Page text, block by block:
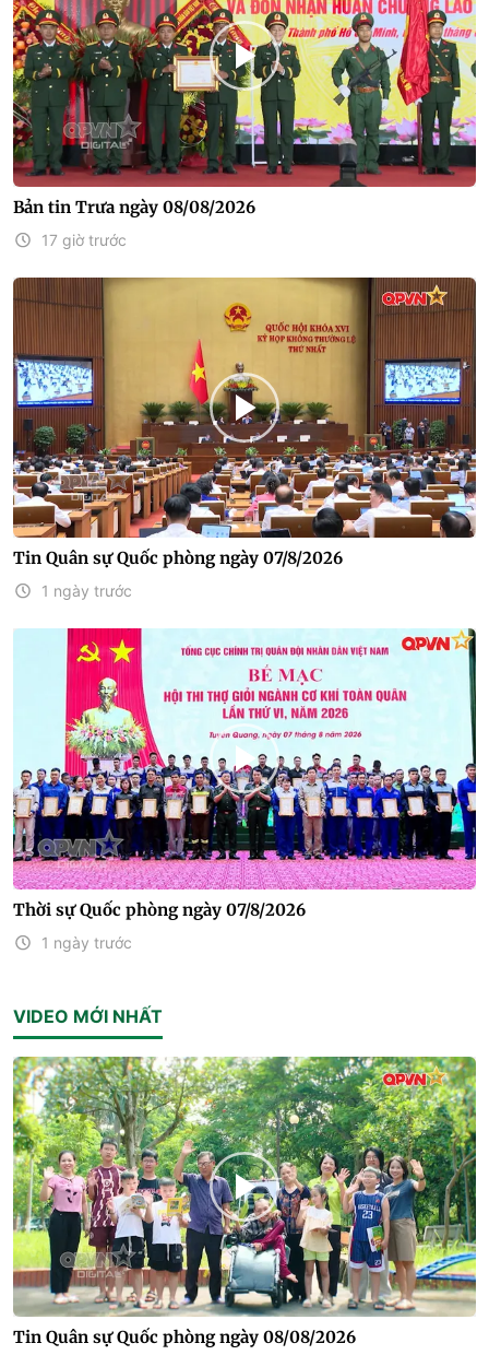
Bản tin Trưa ngày 08/08/2026
17 giờ trước
Tin Quân sự Quốc phòng ngày 07/8/2026
1 ngày trước
Thời sự Quốc phòng ngày 07/8/2026
1 ngày trước
VIDEO MỚI NHẤT
Tin Quân sự Quốc phòng ngày 08/08/2026